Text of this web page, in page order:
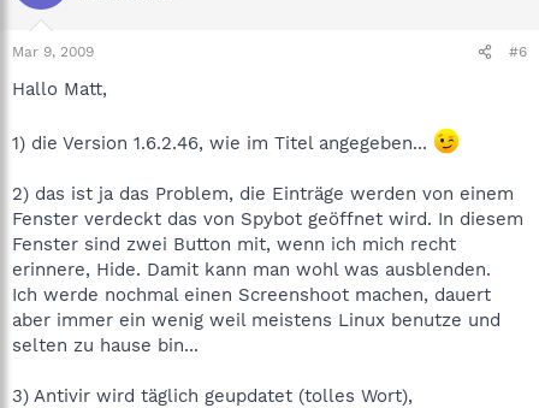
Mar 9, 2009 #6
Hallo Matt,
1) die Version 1.6.2.46, wie im Titel angegeben...
2) das ist ja das Problem, die Einträge werden von einem
Fenster verdeckt das von Spybot geöffnet wird. In diesem
Fenster sind zwei Button mit, wenn ich mich recht
erinnere, Hide. Damit kann man wohl was ausblenden.
Ich werde nochmal einen Screenshoot machen, dauert
aber immer ein wenig weil meistens Linux benutze und
selten zu hause bin...
3) Antivir wird täglich geupdatet (tolles Wort),